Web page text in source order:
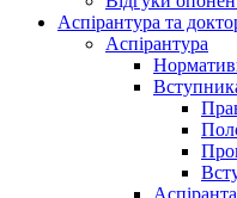
Аспірантура та
Аспірантура